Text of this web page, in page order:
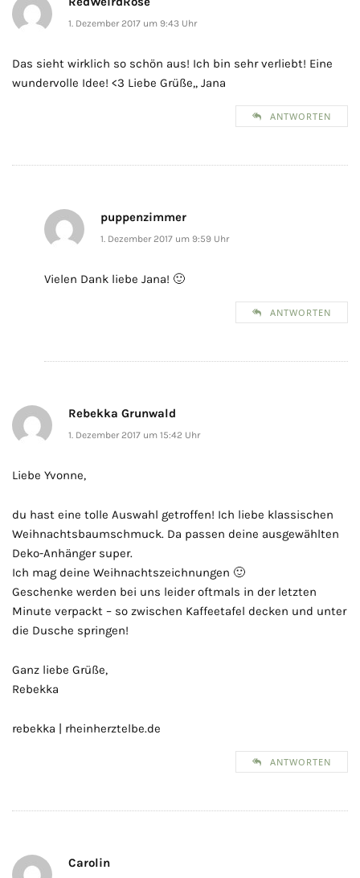
1. Dezember 2017 um 9:43 Uhr
Das sieht wirklich so schön aus! Ich bin sehr verliebt! Eine
wundervolle Idee! <3 Liebe Grüße,, Jana
ANTWORTEN
puppenzimmer
1. Dezember 2017 um 9:59 Uhr
Vielen Dank liebe Jana! 🙂
ANTWORTEN
Rebekka Grunwald
1. Dezember 2017 um 15:42 Uhr
Liebe Yvonne,
du hast eine tolle Auswahl getroffen! Ich liebe klassischen
Weihnachtsbaumschmuck. Da passen deine ausgewählten
Deko-Anhänger super.
Ich mag deine Weihnachtszeichnungen 🙂
Geschenke werden bei uns leider oftmals in der letzten
Minute verpackt – so zwischen Kaffeetafel decken und unter
die Dusche springen!
Ganz liebe Grüße,
Rebekka
rebekka | rheinherztelbe.de
ANTWORTEN
Carolin